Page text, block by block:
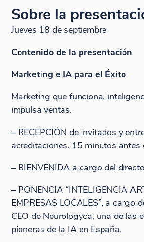
Sobre la
Jueves 18 de septiembre
Contenido de la presentación
Marketing e IA para el Éxito
Marketing que funciona,
impulsa ventas.
– RECEPCIÓN de invitados y
acreditaciones. 15 minutos antes
– BIENVENIDA a cargo del
– PONENCIA “INTELIGENCIA
EMPRESAS LOCALES”, a cargo
CEO de Neurologyca, una de las
pioneras de la IA en España.